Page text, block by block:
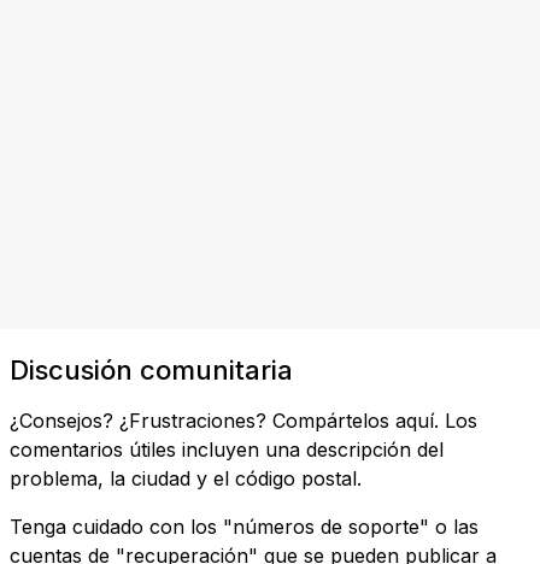
Discusión comunitaria
¿Consejos? ¿Frustraciones? Compártelos aquí. Los
comentarios útiles incluyen una descripción del
problema, la ciudad y el código postal.
Tenga cuidado con los "números de soporte" o las
cuentas de "recuperación" que se pueden publicar a